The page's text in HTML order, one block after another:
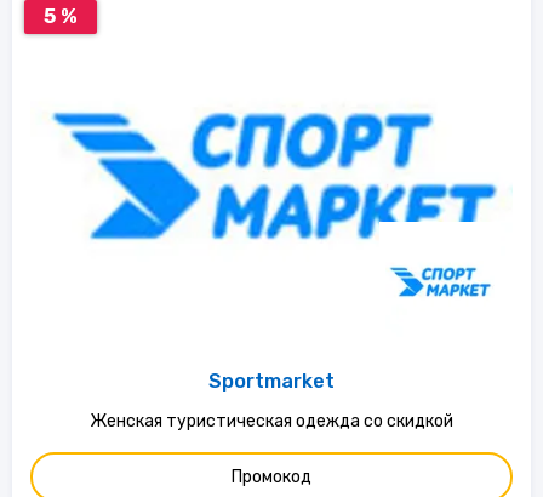
5 %
Sportmarket
Женская туристическая одежда со скидкой
Промокод